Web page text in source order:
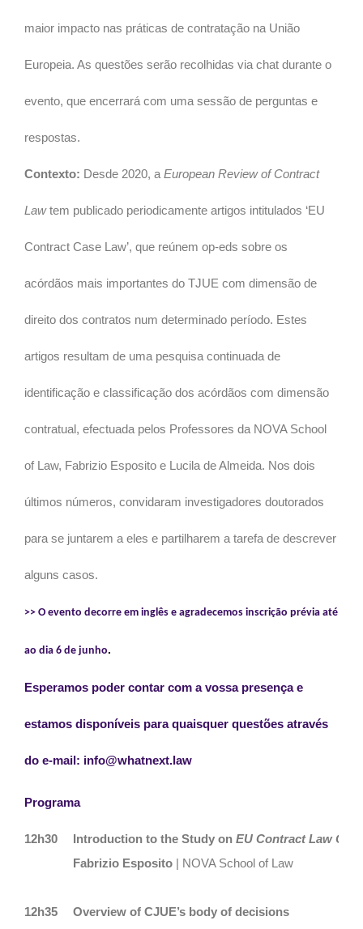
maior impacto nas práticas de contratação na União
Europeia. As questões serão recolhidas via chat durante o
evento, que encerrará com uma sessão de perguntas e
respostas.
Contexto: Desde 2020, a European Review of Contract
Lawtem publicado periodicamente artigos intitulados ‘EU
Contract Case Law’, que reúnem op-eds sobre os
acórdãos mais importantes do TJUE com dimensão de
direito dos contratos num determinado período. Estes
artigos resultam de uma pesquisa continuada de
identificação e classificação dos acórdãos com dimensão
contratual, efectuada pelos Professores da NOVA School
of Law, Fabrizio Esposito e Lucila de Almeida. Nos dois
últimos números, convidaram investigadores doutorados
para se juntarem a eles e partilharem a tarefa de descrever
alguns casos.
>> O evento decorre em inglês e agradecemos inscrição prévia até
ao dia 6 de junho.
Esperamos poder contar com a vossa presença e
estamos disponíveis para quaisquer questões através
do e-mail: info@whatnext.law
Programa
12h30 Introduction to the Study on EU Contract Law
Fabrizio Esposito | NOVA School of Law
12h35 Overview of CJUE’s body of decisions